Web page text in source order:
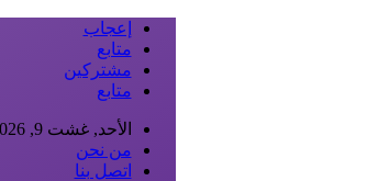
إعجاب
متابع
مشتركين
متابع
الأحد, غشت 9, 2026
من نحن
اتصل بنا